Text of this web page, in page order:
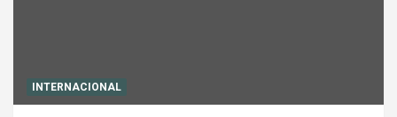
INTERNACIONAL